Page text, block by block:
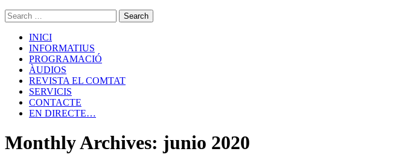
INICI
INFORMATIUS
PROGRAMACIÓ
ÀUDIOS
REVISTA EL COMTAT
SERVICIS
CONTACTE
EN DIRECTE…
Monthly Archives: junio 2020